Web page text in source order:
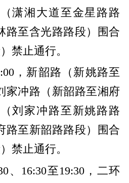
潇湘大道至金星路路
路至含光路路段）围合
禁止通行。
，新韶路（新姚路至
家冲路（新韶路至湘府
刘家冲路至新姚路路
路至新韶路路段）围合
禁止通行。
、16:30至19:30，二环